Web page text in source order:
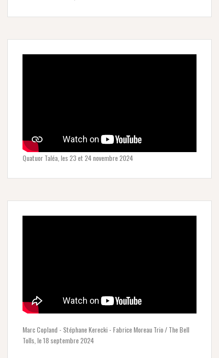
Quatuor Taléa, les 23 et 24 novembre 2024
Marc Copland - Stéphane Kerecki - Fabrice Moreau Trio / The Bell
Tolls, le 18 septembre 2024